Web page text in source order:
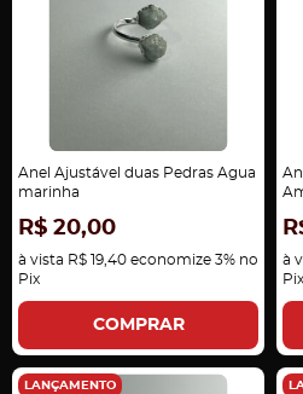
Anel Ajustável duas Pedras Agua
marinha
R$ 20,00
à vista R$ 19,40 economize 3% no
Pix
COMPRAR
à
Pix
LANÇAMENTO